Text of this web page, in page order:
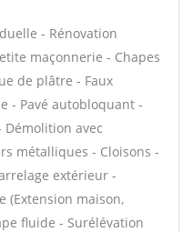
- Rénovation
maçonnerie - Chapes
de plâtre - Faux
- Pavé autobloquant -
avec
métalliques - Cloisons -
extérieur -
(Extension maison,
fluide - Surélévation